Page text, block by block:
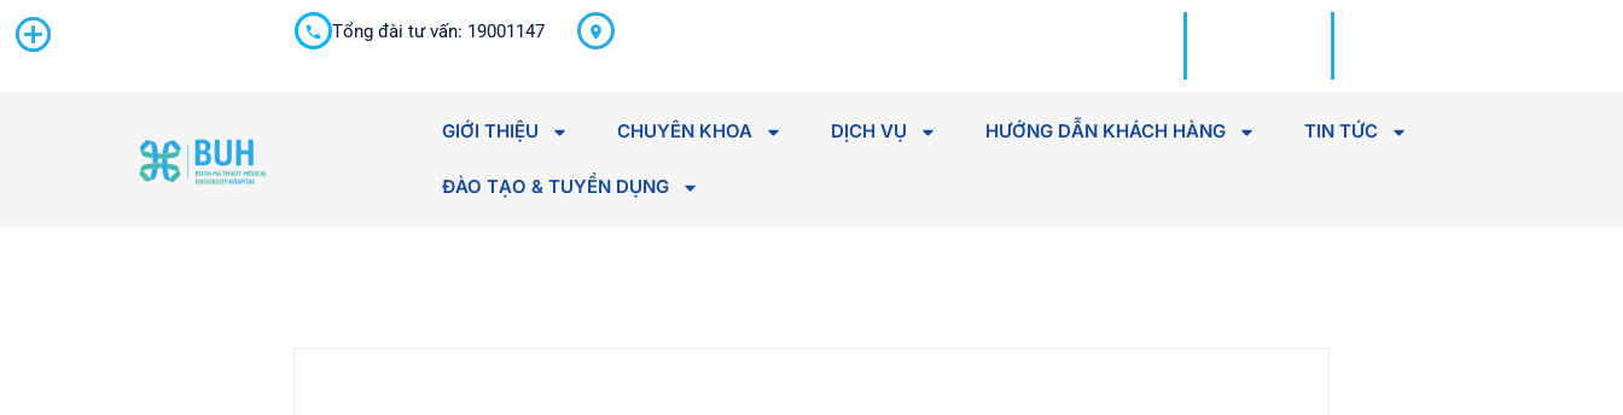
Tổng đài tư vấn: 19001147
298 Hà Huy Tập, P. Tân An,
GIỚI THIỆU CHUYÊN KHOA DỊCH VỤ HƯỚNG DẪN KHÁCH HÀNG TIN TỨC
ĐÀO TẠO & TUYỂN DỤNG